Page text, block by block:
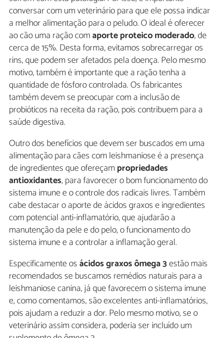
conversar com um veterinário para que ele possa indicar
a melhor alimentação para o peludo. O ideal é oferecer
ao cão uma ração comaporte proteico moderado, de
cerca de 15%. Desta forma, evitamos sobrecarregar os
rins, que podem ser afetados pela doença. Pelo mesmo
motivo, também é importante que a ração tenha a
quantidade de fósforo controlada. Os fabricantes
também devem se preocupar com a inclusão de
probióticos na receita da ração, pois contribuem para a
saúde digestiva.
Outro dos benefícios que devem ser buscados em uma
alimentação para cães com leishmaniose é a presença
de ingredientes que ofereçampropriedades
antioxidantes, para favorecer o bom funcionamento do
sistema imune e o controle dos radicais livres. Também
cabe destacar o aporte de ácidos graxos e ingredientes
com potencial anti-inflamatório, que ajudarão a
manutenção da pele e do pelo, o funcionamento do
sistema imune e a controlar a inflamação geral.
Especificamente osácidos graxos ômega 3estão mais
recomendados se buscamos remédios naturais para a
leishmaniose canina, já que favorecem o sistema imune
e, como comentamos, são excelentes anti-inflamatórios,
pois ajudam a reduzir a dor. Pelo mesmo motivo, se o
veterinário assim considera, poderia ser incluído um